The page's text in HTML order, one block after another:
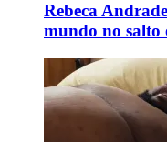
Rebeca
mundo no salto